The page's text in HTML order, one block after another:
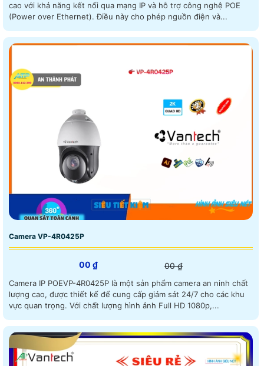
cao với khả năng kết nối qua mạng IP và hỗ trợ công nghệ POE
(Power over Ethernet). Điều này cho phép nguồn điện và...
Camera VP-4R0425P
00 ₫ 00 ₫
Camera IP POEVP-4R0425P là một sản phẩm camera an ninh chất
lượng cao, được thiết kế để cung cấp giám sát 24/7 cho các khu
vực quan trọng. Với chất lượng hình ảnh Full HD 1080p,...